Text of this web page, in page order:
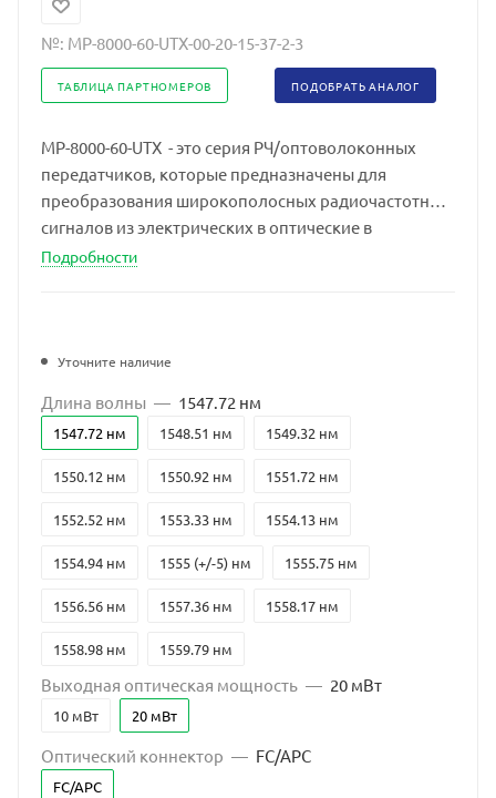
№: MP-8000-60-UTX-00-20-15-37-2-3
ТАБЛИЦА ПАРТНОМЕРОВ ПОДОБРАТЬ АНАЛОГ
MP-8000-60-UTX - это серия РЧ/оптоволоконных
передатчиков, которые предназначены для
преобразования широкополосных радиочастотных
сигналов из электрических в оптические в
диапазоне частот от 10 МГц до 60 ГГц.
Подробности
Уточните наличие
Длина волны — 1547.72 нм
1547.72 нм 1548.51 нм 1549.32 нм
1550.12 нм 1550.92 нм 1551.72 нм
1552.52 нм 1553.33 нм 1554.13 нм
1554.94 нм 1555 (+/-5) нм 1555.75 нм
1556.56 нм 1557.36 нм 1558.17 нм
1558.98 нм 1559.79 нм
Выходная оптическая мощность — 20 мВт
10 мВт 20 мВт
Оптический коннектор — FC/APC
FC/APC